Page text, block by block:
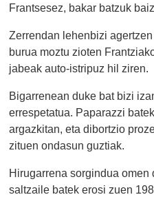
Frantsesez, bakar batzuk
Zerrendan lehenbizi
burua moztu zioten
jabeak auto-istripuz hil ziren.
Bigarrenean duke bat bizi
errespetatua. Paparazzi
argazkitan, eta dibortzio
zituen ondasun guztiak.
Hirugarrena sorgindua omen
saltzaile batek erosi zuen